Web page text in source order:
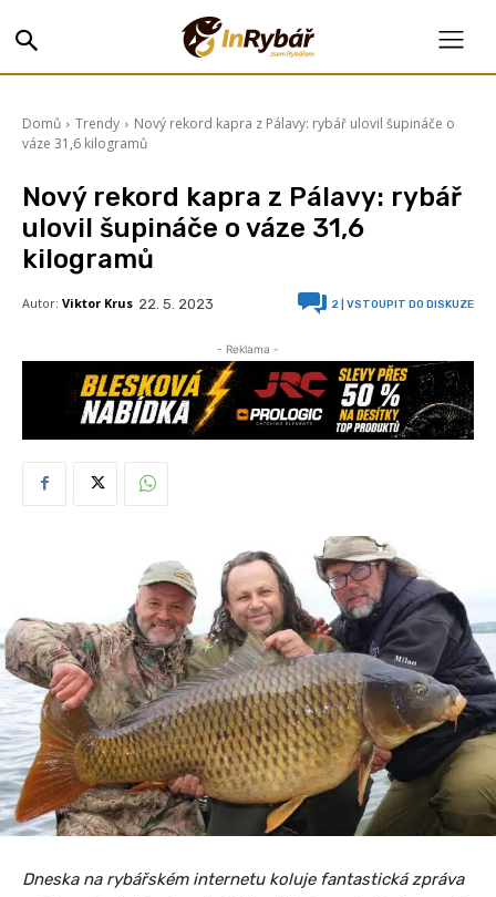
Domů Trendy
Nový rekord kapra z Pálavy: rybář ulovil šupináče o
váze 31,6 kilogramů
Nový rekord kapra z Pálavy: rybář
ulovil šupináče o váze 31,6
kilogramů
Autor: Viktor Krus 22. 5. 2023 2 | VSTOUPIT DO DISKUZE
- Reklama -
Dneska na rybářském internetu koluje fantastická zpráva